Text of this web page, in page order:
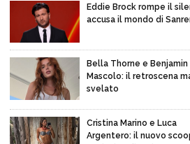
Eddie Brock rompe il
accusa il mondo di
Bella Thorne e Benjamin
Mascolo: il retroscena
svelato
Cristina Marino e Luca
Argentero: il nuovo